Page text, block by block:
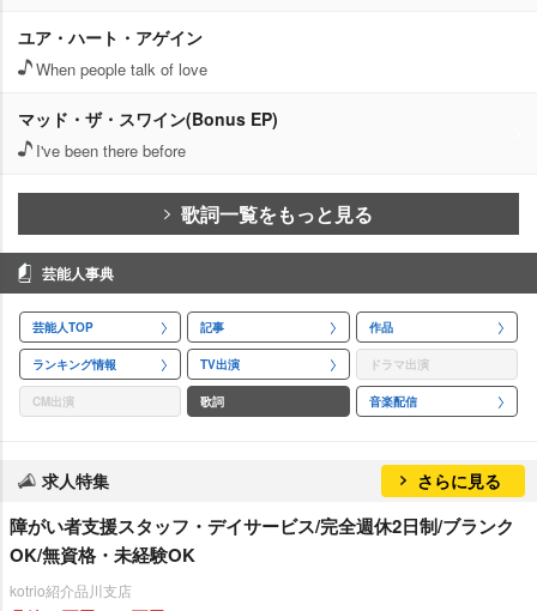
ユア・ハート・アゲイン
When people talk of love
マッド・ザ・スワイン(Bonus EP)
I've been there before
歌詞一覧をもっと見る
芸能人事典
芸能人TOP 記事 作品
ランキング情報 TV出演 ドラマ出演
CM出演 歌詞 音楽配信
求人特集 さらに見る
障がい者支援スタッフ・デイサービス/完全週休2日制/ブランク
OK/無資格・未経験OK
kotrio紹介品川支店